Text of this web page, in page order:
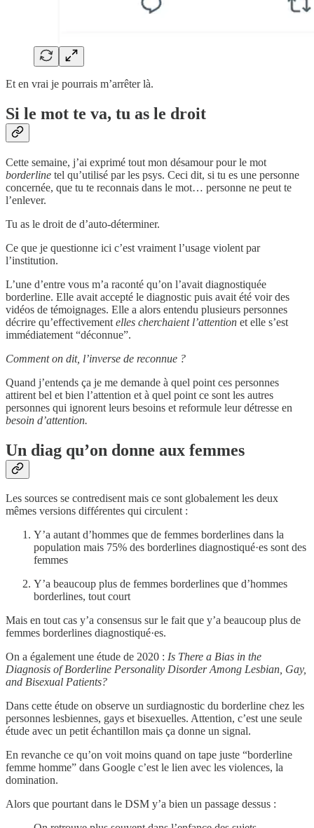
Et en vrai je pourrais m’arrêter là.
Si le mot te va, tu as le droit
Cette semaine, j’ai exprimé tout mon désamour pour le mot
borderline tel qu’utilisé par les psys. Ceci dit, si tu es une personne
concernée, que tu te reconnais dans le mot… personne ne peut te
l’enlever.
Tu as le droit de d’auto-déterminer.
Ce que je questionne ici c’est vraiment l’usage violent par
l’institution.
L’une d’entre vous m’a raconté qu’on l’avait diagnostiquée
borderline. Elle avait accepté le diagnostic puis avait été voir des
vidéos de témoignages. Elle a alors entendu plusieurs personnes
décrire qu’effectivement elles cherchaient l’attention et elle s’est
immédiatement “déconnue”.
Comment on dit, l’inverse de reconnue ?
Quand j’entends ça je me demande à quel point ces personnes
attirent bel et bien l’attention et à quel point ce sont les autres
personnes qui ignorent leurs besoins et reformule leur détresse en
besoin d’attention.
Un diag qu’on donne aux femmes
Les sources se contredisent mais ce sont globalement les deux
mêmes versions différentes qui circulent :
Y’a autant d’hommes que de femmes borderlines dans la
population mais 75% des borderlines diagnostiqué·es sont des
femmes
Y’a beaucoup plus de femmes borderlines que d’hommes
borderlines, tout court
Mais en tout cas y’a consensus sur le fait que y’a beaucoup plus de
femmes borderlines diagnostiqué·es.
On a également une étude de 2020 : Is There a Bias in the
Diagnosis of Borderline Personality Disorder Among Lesbian, Gay,
and Bisexual Patients?
Dans cette étude on observe un surdiagnostic du borderline chez les
personnes lesbiennes, gays et bisexuelles. Attention, c’est une seule
étude avec un petit échantillon mais ça donne un signal.
En revanche ce qu’on voit moins quand on tape juste “borderline
femme homme” dans Google c’est le lien avec les violences, la
domination.
Alors que pourtant dans le DSM y’a bien un passage dessus :